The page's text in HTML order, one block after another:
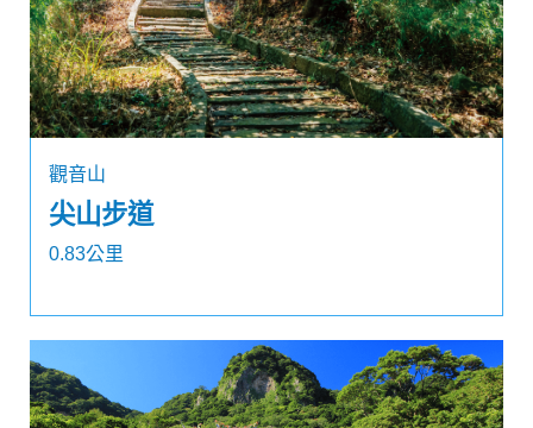
觀音山
尖山步道
0.83公里